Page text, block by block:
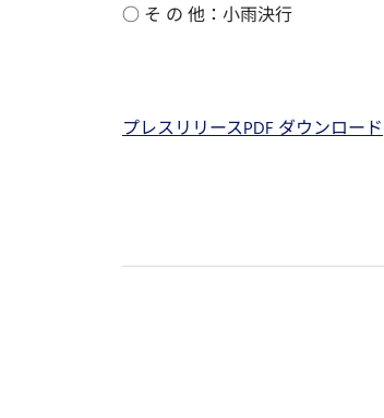
○ そ の 他：小雨決行
プレスリリースPDF ダウンロード